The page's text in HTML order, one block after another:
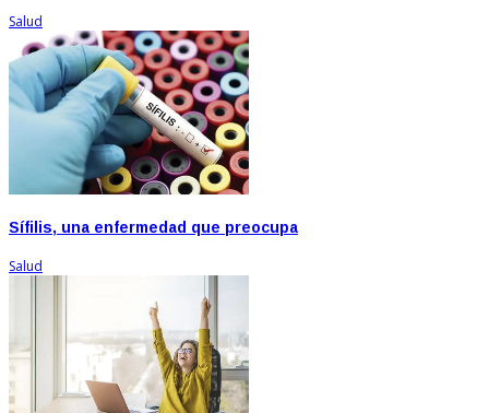
Salud
Sífilis, una enfermedad que preocupa
Salud